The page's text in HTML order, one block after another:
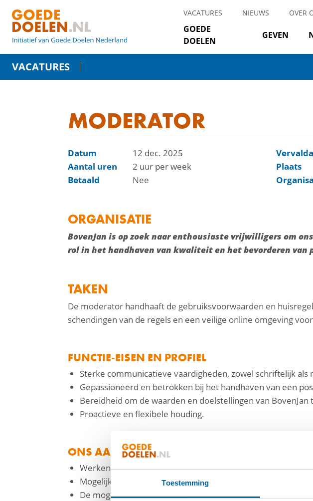
Toestemming
VACATURES NIEUWS OVER
GOEDE
DOELEN
GEVEN
VACATURES
MODERATOR
Datum 12 dec. 2025
Aantal uren
2 uur per week Plaats
Betaald
Nee
ORGANISATIE
BovenJan is op zoek naar enthousiaste vrijwilligers om
rol in het handhaven van kwaliteit en het bevorderen
TAKEN
De moderator handhaaft de gebruiksvoorwaarden en
schendingen van de regels en een veilige online omgeving
FUNCTIE-EISEN EN PROFIEL
Sterke communicatieve vaardigheden, zowel schriftelijk als
Gepassioneerd en betrokken bij het handhaven van een
Bereidheid om de waarden en doelstellingen van
Proactieve en flexibele houding.
ONS AANBOD
Werken in een enthousiast team.
Mogelijkheid tot het volgen van trainingen binnen jouw
De mogelijkheid tot het opdoen van werkervaring als sociale
linkedin
mail